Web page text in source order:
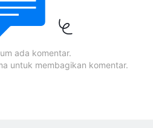
ada komentar.
untuk membagikan komentar.